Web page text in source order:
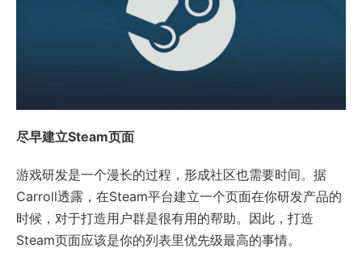
尽早建立Steam页面
游戏研发是一个漫长的过程，形成社区也需要时间。据
Carroll透露，在Steam平台建立一个页面在你研发产品的
时候，对于打造用户群是很有用的帮助。因此，打造
Steam页面应该是你的列表里优先级最高的事情。